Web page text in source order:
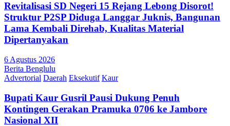
Revitalisasi SD Negeri 15 Rejang Lebong Disorot!
Struktur P2SP Diduga Langgar Juknis, Bangunan
Lama Kembali Direhab, Kualitas Material
Dipertanyakan
6 Agustus 2026
Berita Benglulu
Advertorial Daerah Eksekutif Kaur
Bupati Kaur Gusril Pausi Dukung Penuh
Kontingen Gerakan Pramuka 0706 ke Jambore
Nasional XII